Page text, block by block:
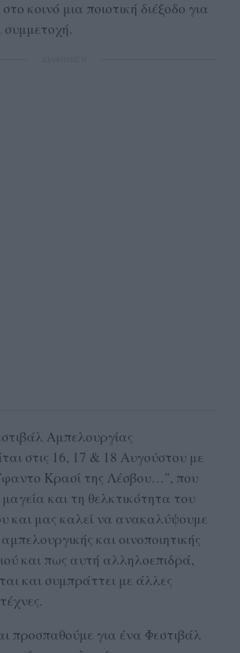
κοινό μια ποιοτική διέξοδο για
Αμπελουργίας
στις 16, 17 & 18 Αυγούστου με
Κρασί της Λέσβου…", που
και τη θελκτικότητα του
και μας καλεί να ανακαλύψουμε
και οινοποιητικής
και πως αυτή αλληλοεπιδρά,
και συμπράττει με άλλες
προσπαθούμε για ένα Φεστιβάλ